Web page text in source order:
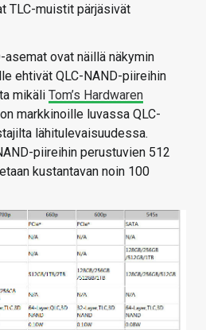
TLC-muistit pärjäsivät
ovat näillä näkymin
ehtivät QLC-NAND-piireihin
mikäli Tom’s Hardwaren
markkinoille luvassa QLC-
lähitulevaisuudessa.
piireihin perustuvien 512
kustantavan noin 100